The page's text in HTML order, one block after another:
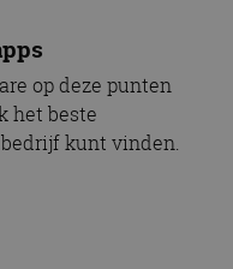
op deze punten
het beste
kunt vinden.